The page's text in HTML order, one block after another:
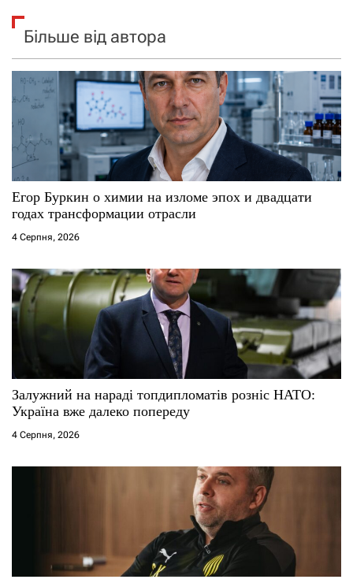
Більше від автора
Егор Буркин о химии на изломе эпох и двадцати
годах трансформации отрасли
4 Серпня, 2026
Залужний на нараді топдипломатів розніс НАТО:
Україна вже далеко попереду
4 Серпня, 2026